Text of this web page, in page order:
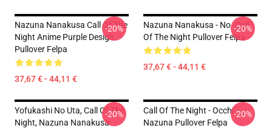
Nazuna Nanakusa Call Of The
Night Anime Purple Design
Pullover Felpa
37,67 € - 44,11 €
-20%
Nazuna Nanakusa - No. Call
Of The Night Pullover Felpa
37,67 € - 44,11 €
-20%
Yofukashi No Uta, Call Of The
Night, Nazuna Nanakusa
-20%
Call Of The Night - Occhi
Nazuna Pullover Felpa
-20%